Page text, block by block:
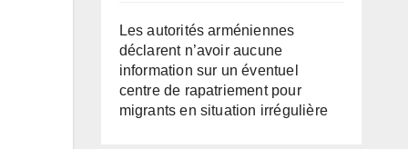
Les autorités arméniennes
déclarent n’avoir aucune
information sur un éventuel
centre de rapatriement pour
migrants en situation irrégulière